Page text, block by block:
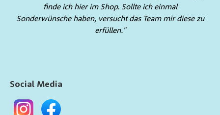
finde ich hier im Shop. Sollte ich einmal
Sonderwünsche haben, versucht das Team mir diese zu
erfüllen."
Social Media